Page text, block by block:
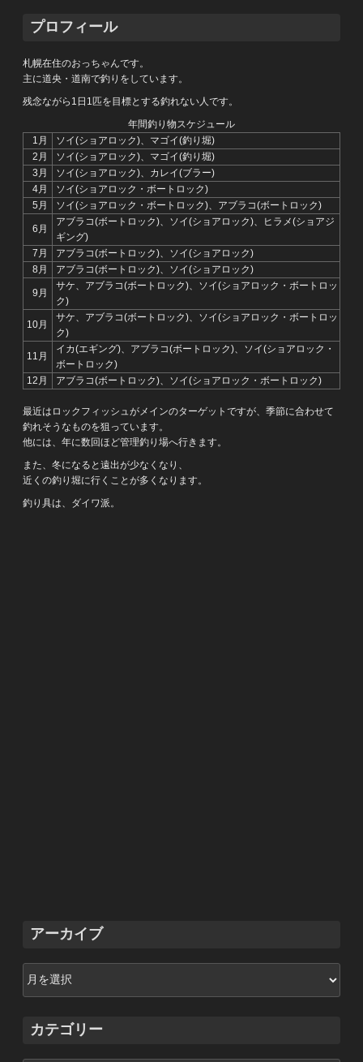
プロフィール
札幌在住のおっちゃんです。
主に道央・道南で釣りをしています。
残念ながら1日1匹を目標とする釣れない人です。
年間釣り物スケジュール
1月
ソイ(ショアロック)、マゴイ(釣り堀)
2月
ソイ(ショアロック)、マゴイ(釣り堀)
3月
ソイ(ショアロック)、カレイ(ブラー)
4月
ソイ(ショアロック・ボートロック)
5月
ソイ(ショアロック・ボートロック)、アブラコ(ボートロック)
6月
アブラコ(ボートロック)、ソイ(ショアロック)、ヒラメ(ショアジ
ギング)
7月
アブラコ(ボートロック)、ソイ(ショアロック)
8月
アブラコ(ボートロック)、ソイ(ショアロック)
9月
サケ、アブラコ(ボートロック)、ソイ(ショアロック・ボートロッ
ク)
10月
サケ、アブラコ(ボートロック)、ソイ(ショアロック・ボートロッ
ク)
11月
イカ(エギング)、アブラコ(ボートロック)、ソイ(ショアロック・
ボートロック)
12月
アブラコ(ボートロック)、ソイ(ショアロック・ボートロック)
最近はロックフィッシュがメインのターゲットですが、季節に合わせて
釣れそうなものを狙っています。
他には、年に数回ほど管理釣り場へ行きます。
また、冬になると遠出が少なくなり、
近くの釣り堀に行くことが多くなります。
釣り具は、ダイワ派。
アーカイブ
ー
カ
カテゴリー